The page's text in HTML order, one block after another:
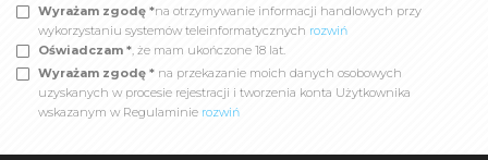
Wyrażam zgodę *na otrzymywanie informacji handlowych przy
wykorzystaniu systemów teleinformatycznych rozwiń
Oświadczam * , że mam ukończone 18 lat.
Wyrażam zgodę * na przekazanie moich danych osobowych
uzyskanych w procesie rejestracji i tworzenia konta Użytkownika
wskazanym w Regulaminie rozwiń